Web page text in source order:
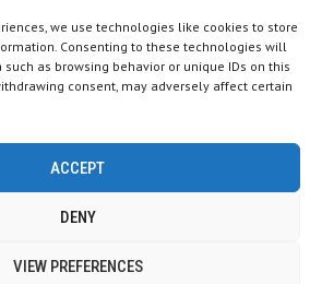
we use technologies like cookies to store
Consenting to these technologies will
as browsing behavior or unique IDs on this
consent, may adversely affect certain
ACCEPT
DENY
VIEW PREFERENCES
All Right Reserved. Web by
kolačiće (cookies). Pretpostavljamo da ste